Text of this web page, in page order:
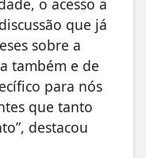
o acesso a
que já
sobre a
também e de
para nós
que tanto
destacou